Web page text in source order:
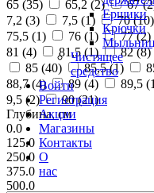
Ершики
Крючки
Чистящее
средство
Войти
Регистрация
Акции
Магазины
Контакты
О
нас
65 (35) 65,2 (2) 67 (2
7,2 (3) 7,5 (1) 70 (10)
75,5 (1) 76 (1) 77 (2)
81 (4) 81,5 (1) 82 (8)
85 (40) 85,5 (1)
88,7 (4) 89 (4) 89,5 (1
9,5 (2) 90 (21)
Глубина, см
0.0
125.0
250.0
375.0
500.0